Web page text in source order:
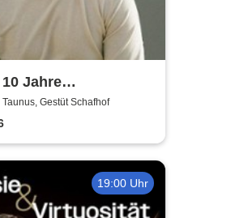
Jahre
Hoffnungsvoll -
Gestüt Schafhof
19:00 Uhr